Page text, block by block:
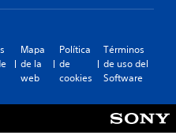
Mapa
de la
web
Política
de
cookies
Términos
de uso del
Software